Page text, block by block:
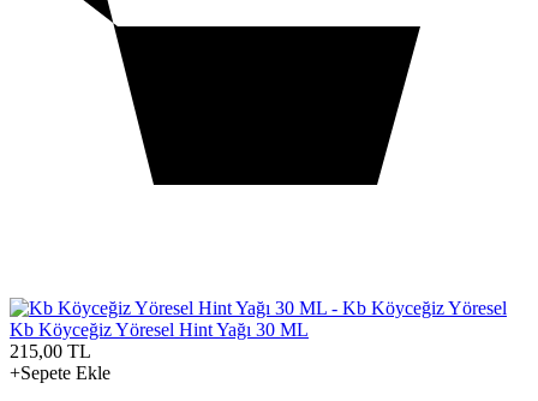
Kb Köyceğiz Yöresel Hint Yağı 30 ML
215,00 TL
+Sepete Ekle